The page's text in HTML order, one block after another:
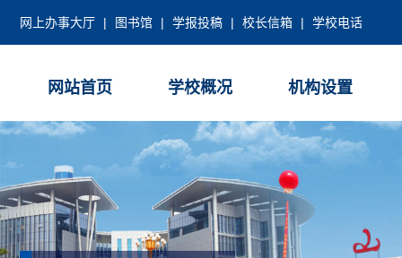
网上办事大厅 | 图书馆 | 学报投稿 | 校长信箱 | 学校电话
网站首页 学校概况 机构设置